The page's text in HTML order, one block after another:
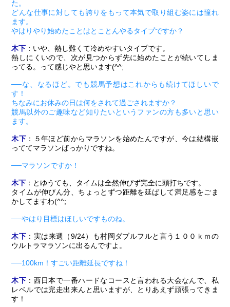
た。
どんな仕事に対しても誇りをもって本気で取り組む姿には憧れ
ます。
やはりやり始めたことはとことんやるタイプですか？
木下 ：いや、熱し難くて冷めやすいタイプです。
熱しにくいので、次が見つからず先に始めたことが続いてしま
ってる。って感じやと思います(^^;
──な、なるほど。でも競馬予想はこれからも続けてほしいで
す！
ちなみにお休みの日は何をされて過ごされますか？
競馬以外のご趣味など知りたいというファンの方も多いと思い
ます。
木下 ：５年ほど前からマラソンを始めたんですが、今は結構嵌
っててマラソンばっかりですね。
──マラソンですか！
木下 ：とゆうても、タイムは全然伸びず完全に頭打ちです。
タイムが伸びん分、ちょっとずつ距離を延ばして満足感をごま
かしてますわ(^^;
──やはり目標はほしいですものね。
木下 ：実は来週（9/24）も村岡ダブルフルと言う１００ｋｍの
ウルトラマラソンに出るんですよ。
──100km！すごい距離延長ですね！
木下 ：西日本で一番ハードなコースと言われる大会なんで、私
レベルでは完走出来んと思いますが、とりあえず頑張ってきま
す！